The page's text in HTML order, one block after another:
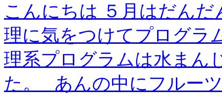
こんにちは ５月はだん
理に気をつけてプログラ
理系プログラムは水まん
た。 あんの中にフルー